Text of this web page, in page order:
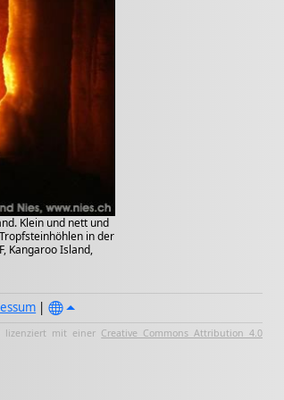
Klein und nett und
in der
Kangaroo Island,
|
lizenziert mit einer Creative Commons Attribution 4.0